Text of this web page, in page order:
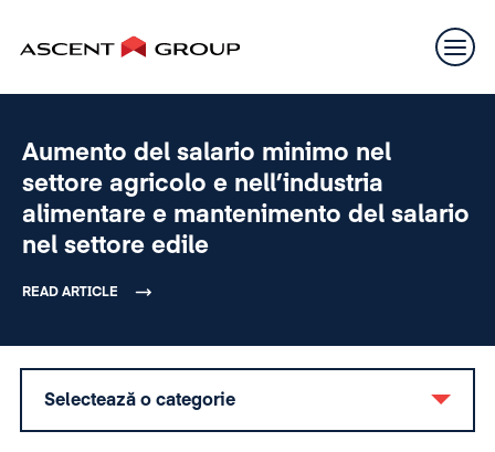
Aumento del salario minimo nel
settore agricolo e nell’industria
alimentare e mantenimento del salario
nel settore edile
READ ARTICLE
Selectează o categorie